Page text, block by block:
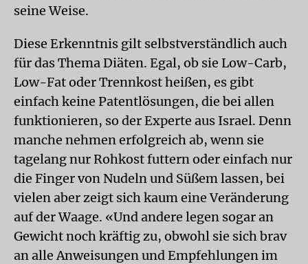
seine Weise.
Diese Erkenntnis gilt selbstverständlich auch
für das Thema Diäten. Egal, ob sie Low-Carb,
Low-Fat oder Trennkost heißen, es gibt
einfach keine Patentlösungen, die bei allen
funktionieren, so der Experte aus Israel. Denn
manche nehmen erfolgreich ab, wenn sie
tagelang nur Rohkost futtern oder einfach nur
die Finger von Nudeln und Süßem lassen, bei
vielen aber zeigt sich kaum eine Veränderung
auf der Waage. «Und andere legen sogar an
Gewicht noch kräftig zu, obwohl sie sich brav
an alle Anweisungen und Empfehlungen im